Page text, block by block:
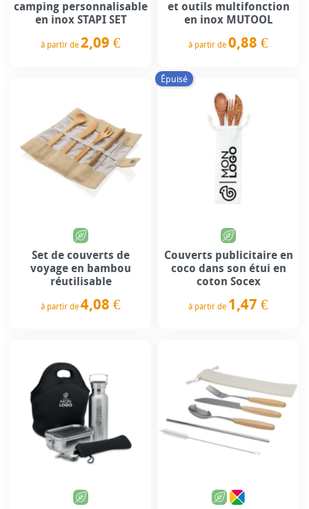
camping personnalisable
en inox STAPI SET
à partir de 2,09 €
et outils multifonction
en inox MUTOOL
à partir de 0,88 €
Set de couverts de
voyage en bambou
réutilisable
à partir de 4,08 €
Épuisé
Couverts publicitaire en
coco dans son étui en
coton Socex
à partir de 1,47 €